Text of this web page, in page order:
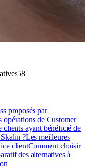
58
proposés par
de Customer
clients ayant bénéficié de
?Les meilleures
clientComment choisir
des alternatives à